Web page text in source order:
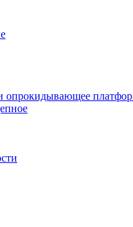
опрокидывающее